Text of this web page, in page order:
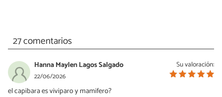
27 comentarios
Su valoración:
Hanna Maylen Lagos Salgado
22/06/2026
el capibara es viviparo y mamifero?